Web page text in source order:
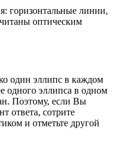
горизонтальные линии,
оптическим
один эллипс в каждом
одного эллипса в одном
Поэтому, если Вы
ответа, сотрите
и отметьте другой